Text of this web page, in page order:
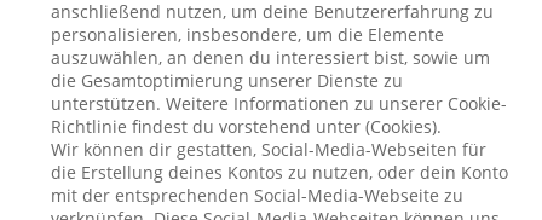
anschließend nutzen, um deine Benutzererfahrung zu
personalisieren, insbesondere, um die Elemente
auszuwählen, an denen du interessiert bist, sowie um
die Gesamtoptimierung unserer Dienste zu
unterstützen. Weitere Informationen zu unserer Cookie-
Richtlinie findest du vorstehend unter (Cookies).
Wir können dir gestatten, Social-Media-Webseiten für
die Erstellung deines Kontos zu nutzen, oder dein Konto
mit der entsprechenden Social-Media-Webseite zu